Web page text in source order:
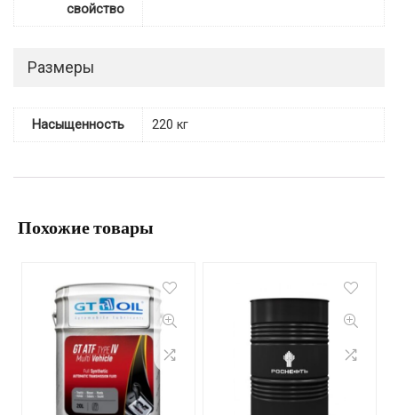
свойство
Размеры
Насыщенность 220 кг
Похожие товары